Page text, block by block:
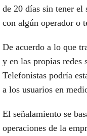
de 20 días sin tener
con algún operador o
De acuerdo a lo que
y en las propias redes
Telefonistas podría
a los usuarios en
El señalamiento se
operaciones de la